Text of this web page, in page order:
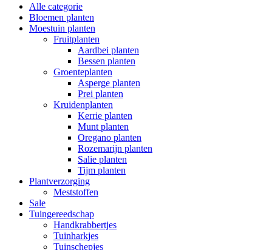
Alle categorie
Bloemen planten
Moestuin planten
Fruitplanten
Aardbei planten
Bessen planten
Groenteplanten
Asperge planten
Prei planten
Kruidenplanten
Kerrie planten
Munt planten
Oregano planten
Rozemarijn planten
Salie planten
Tijm planten
Plantverzorging
Meststoffen
Sale
Tuingereedschap
Handkrabbertjes
Tuinharkjes
Tuinschepjes